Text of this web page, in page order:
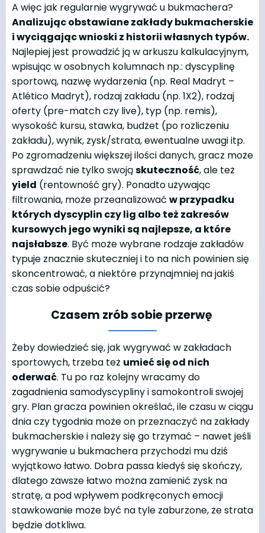
A więc jak regularnie wygrywać u bukmachera?
Analizując obstawiane zakłady bukmacherskie
i wyciągając wnioski z historii własnych typów.
Najlepiej jest prowadzić ją w arkuszu kalkulacyjnym,
wpisując w osobnych kolumnach np.: dyscyplinę
sportową, nazwę wydarzenia (np. Real Madryt –
Atlético Madryt), rodzaj zakładu (np. 1X2), rodzaj
oferty (pre-match czy live), typ (np. remis),
wysokość kursu, stawka, budżet (po rozliczeniu
zakładu), wynik, zysk/strata, ewentualne uwagi itp.
Po zgromadzeniu większej ilości danych, gracz może
sprawdzać nie tylko swojąskuteczność, ale też
yield (rentowność gry). Ponadto używając
filtrowania, może przeanalizować w przypadku
których dyscyplin czy lig albo też zakresów
kursowych jego wyniki są najlepsze, a które
najsłabsze. Być może wybrane rodzaje zakładów
typuje znacznie skuteczniej i to na nich powinien się
skoncentrować, a niektóre przynajmniej na jakiś
czas sobie odpuścić?
Czasem zrób sobie przerwę
Żeby dowiedzieć się, jak wygrywać w zakładach
sportowych, trzeba też umieć się od nich
oderwać. Tu po raz kolejny wracamy do
zagadnienia samodyscypliny i samokontroli swojej
gry. Plan gracza powinien określać, ile czasu w ciągu
dnia czy tygodnia może on przeznaczyć na zakłady
bukmacherskie i należy się go trzymać – nawet jeśli
wygrywanie u bukmachera przychodzi mu dziś
wyjątkowo łatwo. Dobra passa kiedyś się skończy,
dlatego zawsze łatwo można zamienić zysk na
stratę, a pod wpływem podkręconych emocji
stawkowanie może być na tyle zaburzone, że strata
będzie dotkliwa.